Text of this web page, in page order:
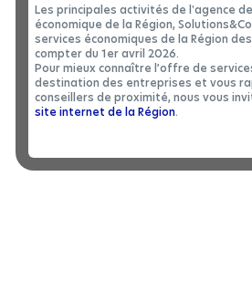
Revenir en arrière
Les principales activités de l'agence
économique de la Région,
services économiques de la Région
compter du 1er avril 2026.
Pour mieux connaître l’offre de
destination des entreprises et vous
conseillers de proximité, nous vous
site internet de la Région.